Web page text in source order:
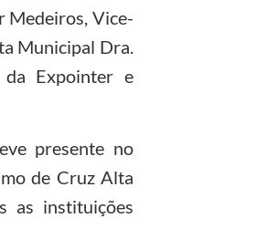
Medeiros, Vice-
Municipal Dra.
da Expointer e
presente no
de Cruz Alta
as instituições